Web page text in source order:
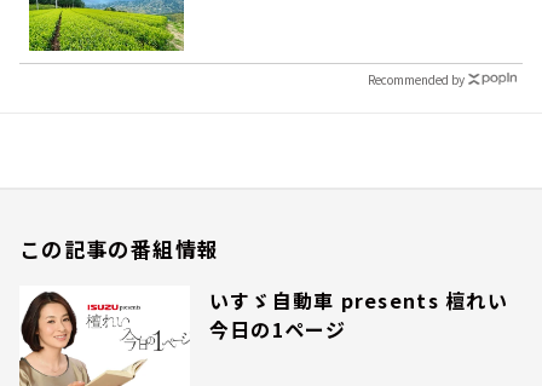
Recommended by
この記事の番組情報
いすゞ自動車 presents 檀れい
今日の1ページ